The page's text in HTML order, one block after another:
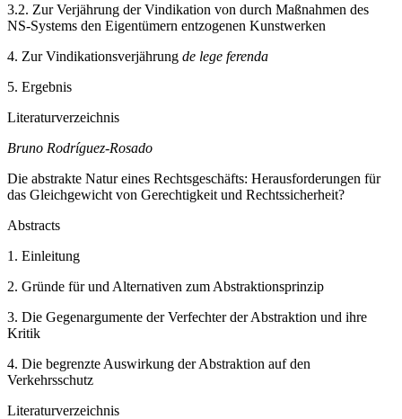
3.2. Zur Verjährung der Vindikation von durch Maßnahmen des
NS-Systems den Eigentümern entzogenen Kunstwerken
4. Zur Vindikationsverjährung de lege ferenda
5. Ergebnis
Literaturverzeichnis
Bruno Rodríguez-Rosado
Die abstrakte Natur eines Rechtsgeschäfts: Herausforderungen für
das Gleichgewicht von Gerechtigkeit und Rechtssicherheit?
Abstracts
1. Einleitung
2. Gründe für und Alternativen zum Abstraktionsprinzip
3. Die Gegenargumente der Verfechter der Abstraktion und ihre
Kritik
4. Die begrenzte Auswirkung der Abstraktion auf den
Verkehrsschutz
Literaturverzeichnis